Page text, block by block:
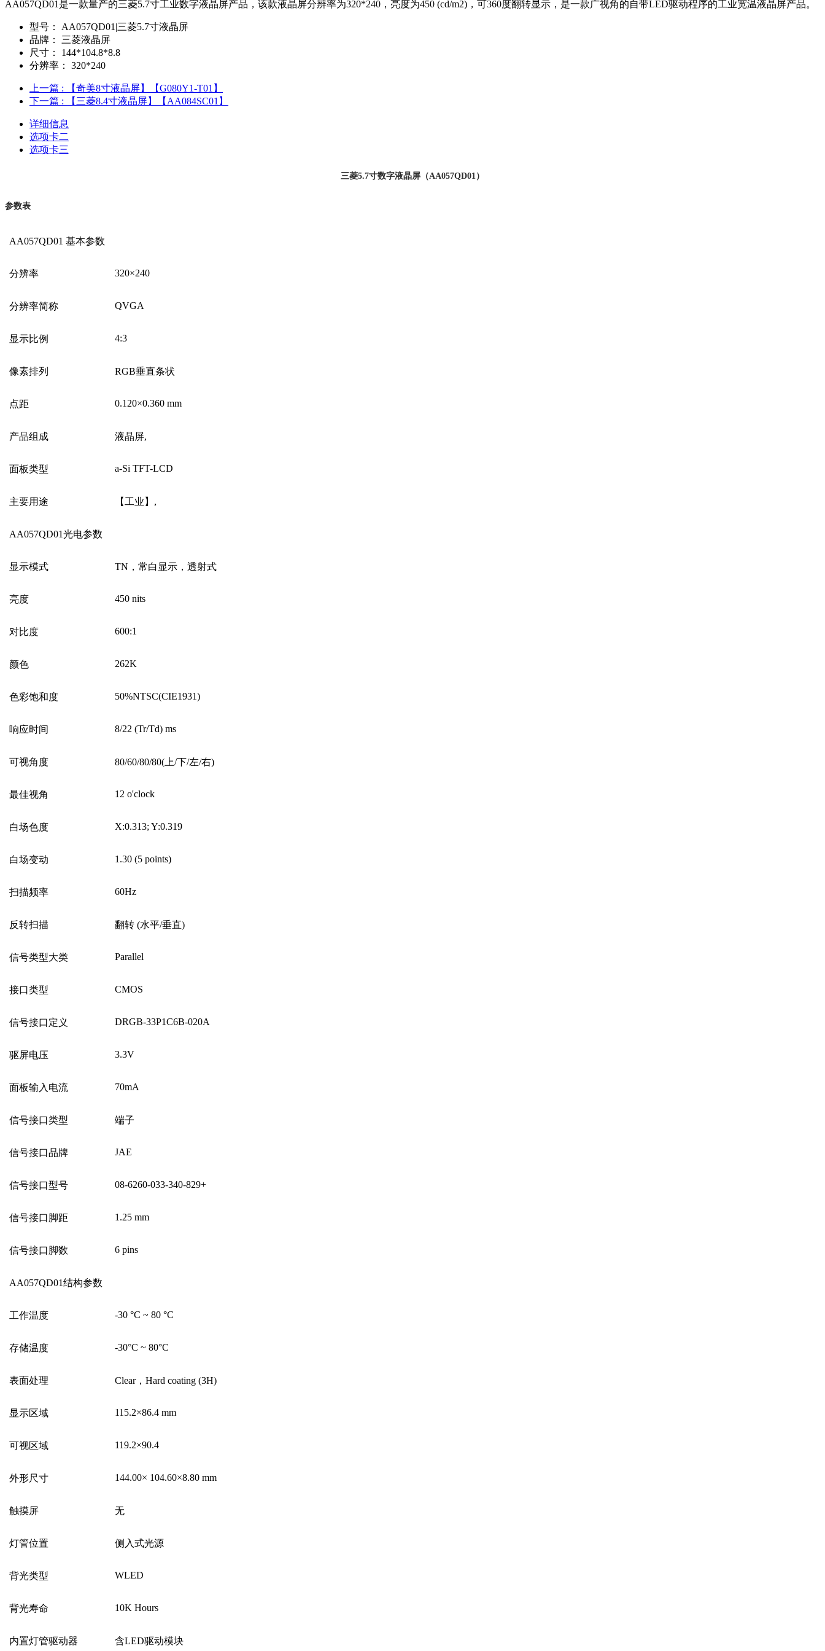
AA057QD01是一款量产的三菱5.7寸工业数字液晶屏产品，该款液晶屏分辨率为320*240，亮度为450 (cd/m2)，可360度翻转显示，是一款广视角的自带LED驱动程序的工业宽温液晶屏产品。
型号：
AA057QD01|三菱5.7寸液晶屏
品牌：
三菱液晶屏
尺寸：
144*104.8*8.8
分辨率：
320*240
上一篇 : 【奇美8寸液晶屏】【G080Y1-T01】
下一篇 : 【三菱8.4寸液晶屏】【AA084SC01】
详细信息
选项卡二
选项卡三
三菱5.7寸数字液晶屏（AA057QD01）
参数表
AA057QD01 基本参数
分辨率 320×240
分辨率简称 QVGA
显示比例 4:3
像素排列 RGB垂直条状
点距 0.120×0.360 mm
产品组成 液晶屏,
面板类型 a-Si TFT-LCD
主要用途 【工业】 ,
AA057QD01光电参数
显示模式 TN ，常白显示，透射式
亮度 450 nits
对比度 600:1
颜色 262K
色彩饱和度 50%NTSC(CIE1931)
响应时间 8/22 (Tr/Td) ms
可视角度 80/60/80/80(上/下/左/右)
最佳视角 12 o'clock
白场色度 X:0.313; Y:0.319
白场变动 1.30 (5 points)
扫描频率 60Hz
反转扫描 翻转 (水平/垂直)
信号类型大类 Parallel
接口类型 CMOS
信号接口定义 DRGB-33P1C6B-020A
驱屏电压 3.3V
面板输入电流 70mA
信号接口类型 端子
信号接口品牌 JAE
信号接口型号 08-6260-033-340-829+
信号接口脚距 1.25 mm
信号接口脚数 6 pins
AA057QD01结构参数
工作温度 -30 °C ~ 80 °C
存储温度 -30°C ~ 80°C
表面处理 Clear， Hard coating (3H)
显示区域 115.2×86.4 mm
可视区域 119.2×90.4
外形尺寸 144.00× 104.60×8.80 mm
触摸屏 无
灯管位置 侧入式光源
背光类型 WLED
背光寿命 10K Hours
内置灯管驱动器 含LED驱动模块